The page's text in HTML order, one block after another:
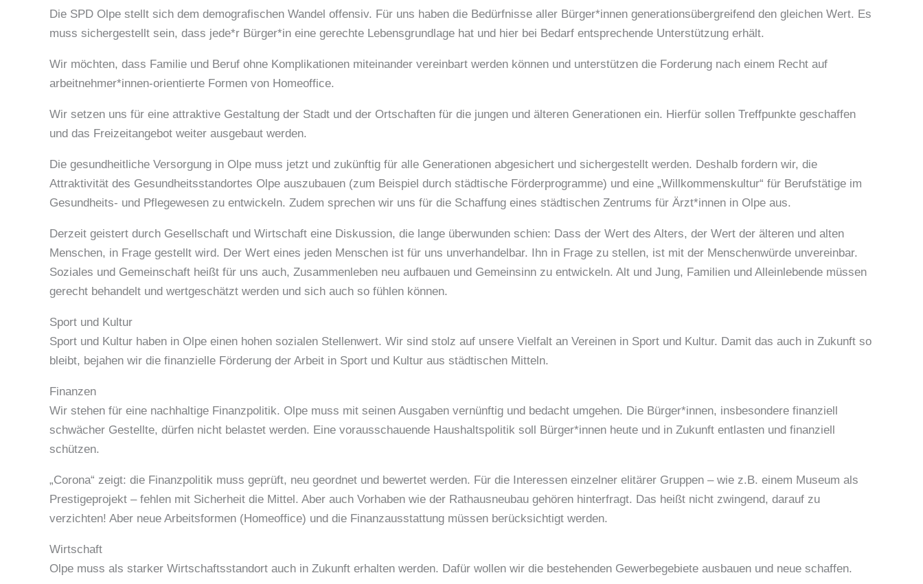
Die SPD Olpe stellt sich dem demografischen Wandel offensiv. Für uns haben die Bedürfnisse aller Bürger*innen generationsübergreifend den gleichen Wert. Es
muss sichergestellt sein, dass jede*r Bürger*in eine gerechte Lebensgrundlage hat und hier bei Bedarf entsprechende Unterstützung erhält.
Wir möchten, dass Familie und Beruf ohne Komplikationen miteinander vereinbart werden können und unterstützen die Forderung nach einem Recht auf
arbeitnehmer*innen-orientierte Formen von Homeoffice.
Wir setzen uns für eine attraktive Gestaltung der Stadt und der Ortschaften für die jungen und älteren Generationen ein. Hierfür sollen Treffpunkte geschaffen
und das Freizeitangebot weiter ausgebaut werden.
Die gesundheitliche Versorgung in Olpe muss jetzt und zukünftig für alle Generationen abgesichert und sichergestellt werden. Deshalb fordern wir, die
Attraktivität des Gesundheitsstandortes Olpe auszubauen (zum Beispiel durch städtische Förderprogramme) und eine „Willkommenskultur“ für Berufstätige im
Gesundheits- und Pflegewesen zu entwickeln. Zudem sprechen wir uns für die Schaffung eines städtischen Zentrums für Ärzt*innen in Olpe aus.
Derzeit geistert durch Gesellschaft und Wirtschaft eine Diskussion, die lange überwunden schien: Dass der Wert des Alters, der Wert der älteren und alten
Menschen, in Frage gestellt wird. Der Wert eines jeden Menschen ist für uns unverhandelbar. Ihn in Frage zu stellen, ist mit der Menschenwürde unvereinbar.
Soziales und Gemeinschaft heißt für uns auch, Zusammenleben neu aufbauen und Gemeinsinn zu entwickeln. Alt und Jung, Familien und Alleinlebende müssen
gerecht behandelt und wertgeschätzt werden und sich auch so fühlen können.
Sport und Kultur
Sport und Kultur haben in Olpe einen hohen sozialen Stellenwert. Wir sind stolz auf unsere Vielfalt an Vereinen in Sport und Kultur. Damit das auch in Zukunft so
bleibt, bejahen wir die finanzielle Förderung der Arbeit in Sport und Kultur aus städtischen Mitteln.
Finanzen
Wir stehen für eine nachhaltige Finanzpolitik. Olpe muss mit seinen Ausgaben vernünftig und bedacht umgehen. Die Bürger*innen, insbesondere finanziell
schwächer Gestellte, dürfen nicht belastet werden. Eine vorausschauende Haushaltspolitik soll Bürger*innen heute und in Zukunft entlasten und finanziell
schützen.
„Corona“ zeigt: die Finanzpolitik muss geprüft, neu geordnet und bewertet werden. Für die Interessen einzelner elitärer Gruppen – wie z.B. einem Museum als
Prestigeprojekt – fehlen mit Sicherheit die Mittel. Aber auch Vorhaben wie der Rathausneubau gehören hinterfragt. Das heißt nicht zwingend, darauf zu
verzichten! Aber neue Arbeitsformen (Homeoffice) und die Finanzausstattung müssen berücksichtigt werden.
Wirtschaft
Olpe muss als starker Wirtschaftsstandort auch in Zukunft erhalten werden. Dafür wollen wir die bestehenden Gewerbegebiete ausbauen und neue schaffen.